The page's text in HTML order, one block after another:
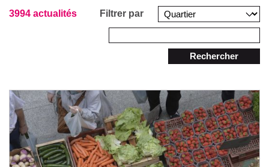
3994 actualités Filtrer par
Rechercher